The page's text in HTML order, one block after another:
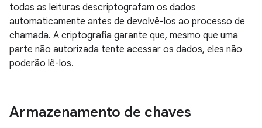
todas as leituras descriptografam os dados
automaticamente antes de devolvê-los ao processo de
chamada. A criptografia garante que, mesmo que uma
parte não autorizada tente acessar os dados, eles não
poderão lê-los.
Armazenamento de chaves